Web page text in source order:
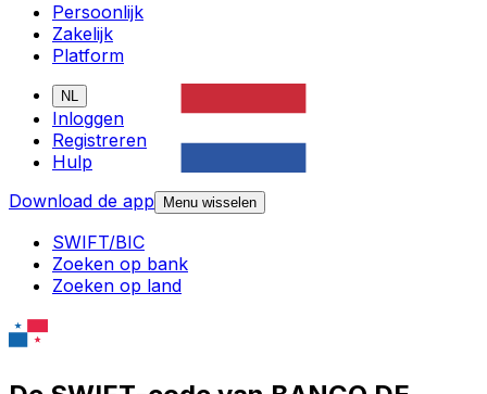
Persoonlijk
Zakelijk
Platform
NL
Inloggen
Registreren
Hulp
Download de app
Menu wisselen
SWIFT/BIC
Zoeken op bank
Zoeken op land